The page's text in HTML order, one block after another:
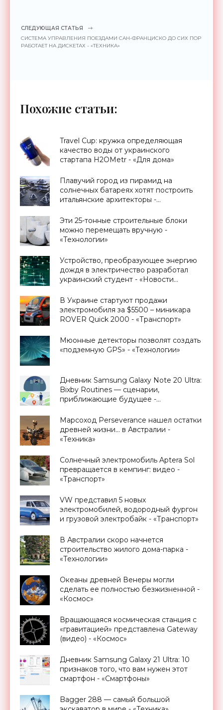
СЛЕДУЮЩАЯ СТАТЬЯ
СИСТЕМА УПРАВЛЕНИЯ ПОЕЗДАМИ САН-ФРАНЦИСКО ДО СИХ ПОР
РАБОТАЕТ НА ДИСКЕТАХ - «ТЕХНИКА»
Похожие статьи:
Travel Cup: кружка определяющая
качество воды от украинского
стартапа H2OMetr - «Для дома»
Плавучий город из пирамид на
солнечных батареях хотят построить
итальянские архитекторы -
Эти 25-тонные строительные блоки
можно перемещать вручную -
«Технологии»
Устройство, преобразующее энергию
дождя в электричество разработал
украинский студент - «Новости
В Украине стартуют продажи
электромобиля за $5500 – миникара
ROVER Quick 2000 - «Транспорт»
Мюонные детекторы позволят создать
«подземную GPS» - «Технологии»
Дневник Samsung Galaxy Note 20 Ultra:
Bixby Routines — сценарии,
приближающие будущее -
Марсоход Perseverance нашел остатки
древней жизни... в Австралии -
«Техника»
Солнечный электромобиль Aptera Sol
превращается в кемпинг: видео -
«Транспорт»
VW представил 5 новых
электромобилей, водородный фургон
и грузовой электробайк - «Транспорт»
В Австралии скоро начнется
строительство жилого дома-парка -
«Технологии»
Океаны древней Венеры могли
сделать ее полностью безжизненной -
«Космос»
Вращающаяся космическая станция с
«гравитацией» представлена Gateway
(видео) - «Космос»
Дневник Samsung Galaxy 21 Ultra: 10
признаков того, что вам нужен этот
смартфон - «Смартфоны»
Bagger 288 — самый большой